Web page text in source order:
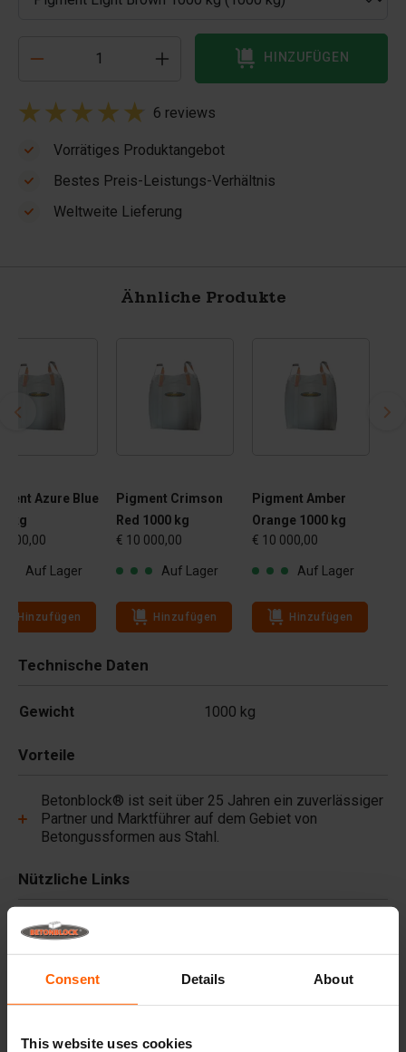
Consent Details About
This website uses cookies
HINZUFÜGEN
6 reviews
Vorrätiges Produktangebot
Bestes Preis-Leistungs-Verhältnis
Weltweite Lieferung
Ähnliche Produkte
Azure Blue
kg
000,00
Auf Lager
Hinzufügen
Pigment Crimson
Red 1000 kg
€ 10 000,00
Auf Lager
Hinzufügen
Pigment Amber
Orange 1000 kg
€ 10 000,00
Auf Lager
Hinzufügen
Technische Daten
Gewicht 1000 kg
Vorteile
Betonblock® ist seit über 25 Jahren ein zuverlässiger
Partner und Marktführer auf dem Gebiet von
Betongussformen aus Stahl.
Nützliche Links
Details